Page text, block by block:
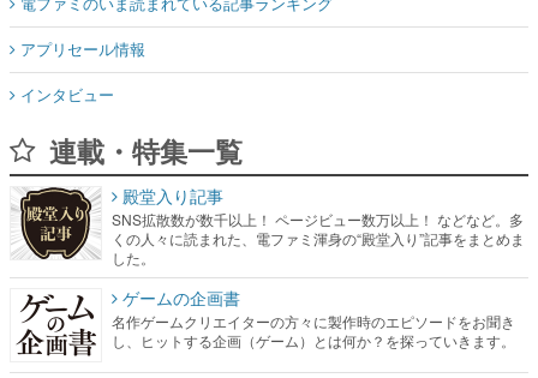
アプリセール情報
インタビュー
連載・特集一覧
殿堂入り記事
SNS拡散数が数千以上！ ページビュー数万以上！ などなど。多
くの人々に読まれた、電ファミ渾身の“殿堂入り”記事をまとめま
した。
ゲームの企画書
名作ゲームクリエイターの方々に製作時のエピソードをお聞き
し、ヒットする企画（ゲーム）とは何か？を探っていきます。